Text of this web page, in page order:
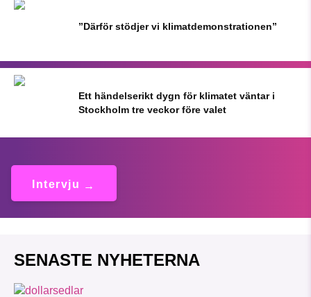
”Därför stödjer vi klimatdemonstrationen”
Ett händelserikt dygn för klimatet väntar i
Stockholm tre veckor före valet
Intervju
SENASTE NYHETERNA